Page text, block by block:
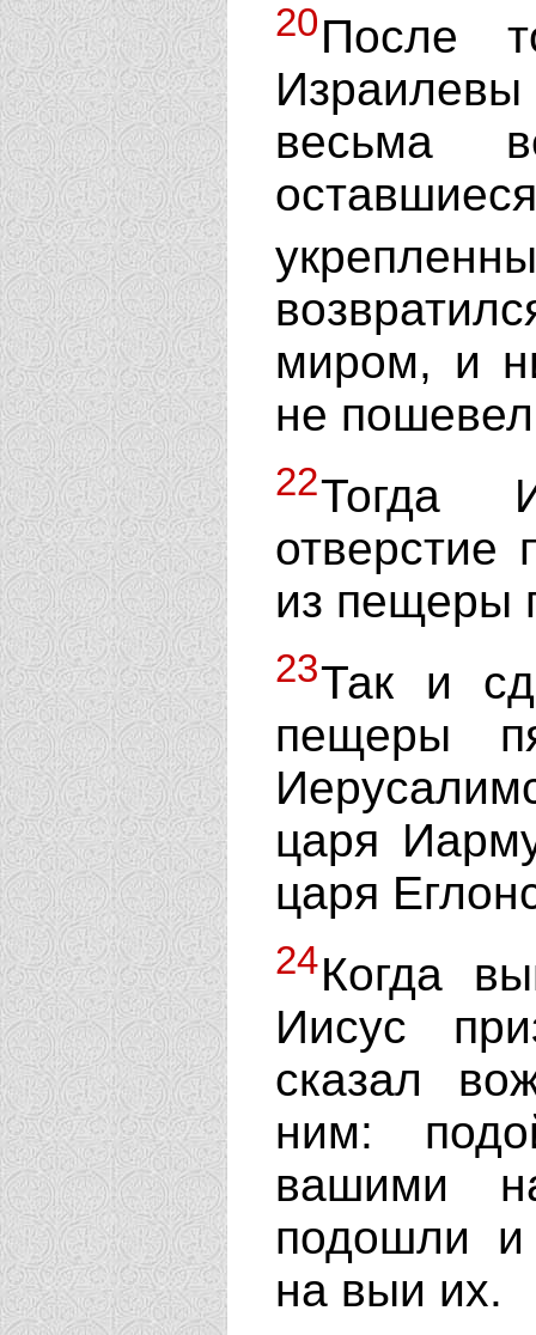
20После
весьма
миром, и
не
22Тогда
из пещеры
23Так и
пещеры
царя
царя
24Когда
Иисус
сказал
ним:
вашими
подошли и
на выи их.